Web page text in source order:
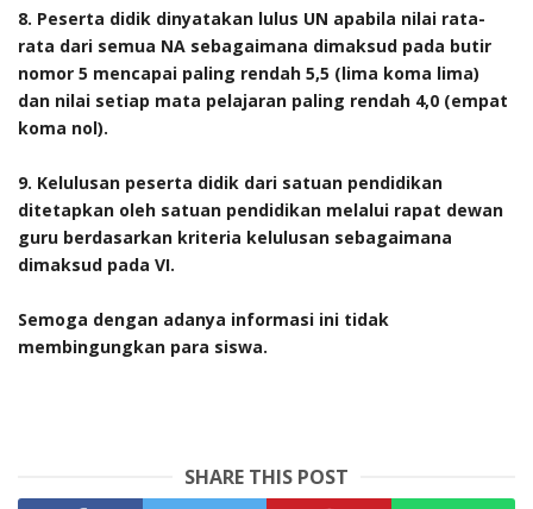
8. Peserta didik dinyatakan lulus UN apabila nilai rata-
rata dari semua NA sebagaimana dimaksud pada butir
nomor 5 mencapai paling rendah 5,5 (lima koma lima)
dan nilai setiap mata pelajaran paling rendah 4,0 (empat
koma nol).
9. Kelulusan peserta didik dari satuan pendidikan
ditetapkan oleh satuan pendidikan melalui rapat dewan
guru berdasarkan kriteria kelulusan sebagaimana
dimaksud pada VI.
Semoga dengan adanya informasi ini tidak
membingungkan para siswa.
SHARE THIS POST